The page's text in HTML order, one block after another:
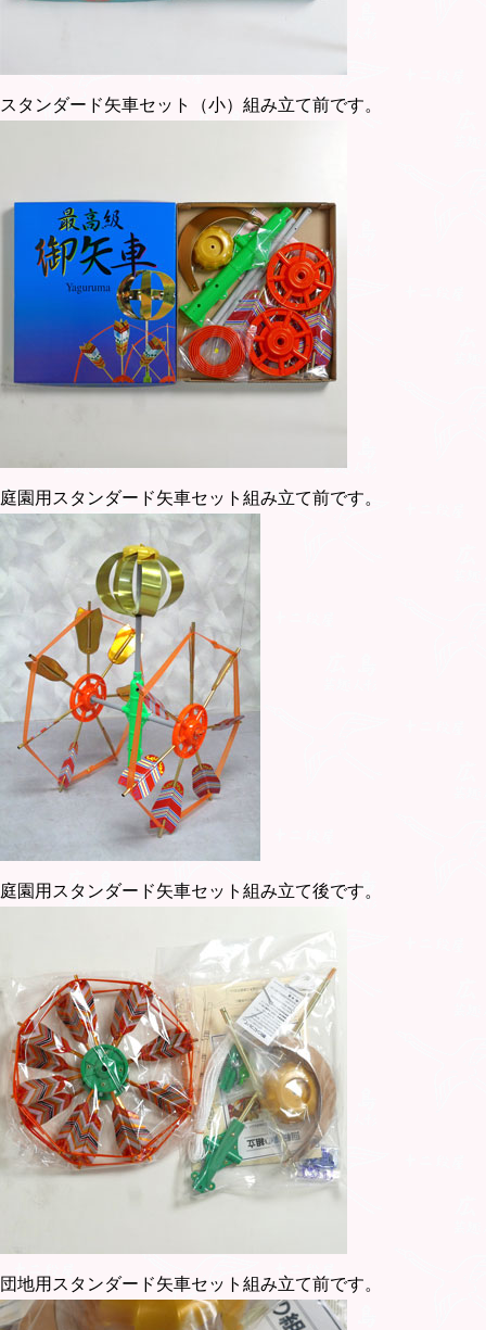
スタンダード矢車セット（小）組み立て前です。
庭園用スタンダード矢車セット組み立て前です。
庭園用スタンダード矢車セット組み立て後です。
団地用スタンダード矢車セット組み立て前です。